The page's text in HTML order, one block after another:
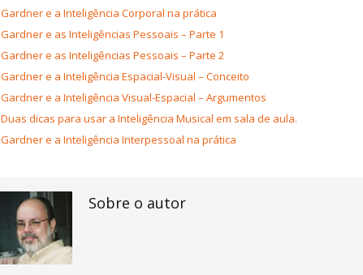
Gardner e a Inteligência Corporal na prática
Gardner e as Inteligências Pessoais – Parte 1
Gardner e as Inteligências Pessoais – Parte 2
Gardner e a Inteligência Espacial-Visual – Conceito
Gardner e a Inteligência Visual-Espacial – Argumentos
Duas dicas para usar a Inteligência Musical em sala de aula.
Gardner e a Inteligência Interpessoal na prática
Sobre o autor